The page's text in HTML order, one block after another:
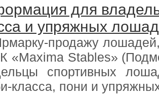
для
и упряжных
продажу
«Maxima Stables»
спортивных
класса, пони и